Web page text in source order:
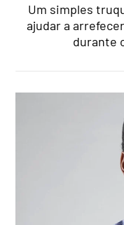
Um simples
ajudar a
durante